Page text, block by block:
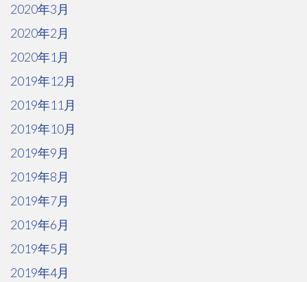
2020年3月
2020年2月
2020年1月
2019年12月
2019年11月
2019年10月
2019年9月
2019年8月
2019年7月
2019年6月
2019年5月
2019年4月